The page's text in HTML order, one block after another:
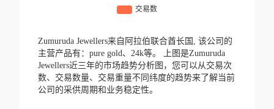
Zumuruda Jewellers来自阿拉伯联合酋长国, 该公司的
主营产品有：pure gold、24k等。
上图是Zumuruda
Jewellers近三年的市场趋势分析图，您可以从交易次
数、交易数量、交易重量不同纬度的趋势来了解当前
公司的采供周期和业务稳定性。